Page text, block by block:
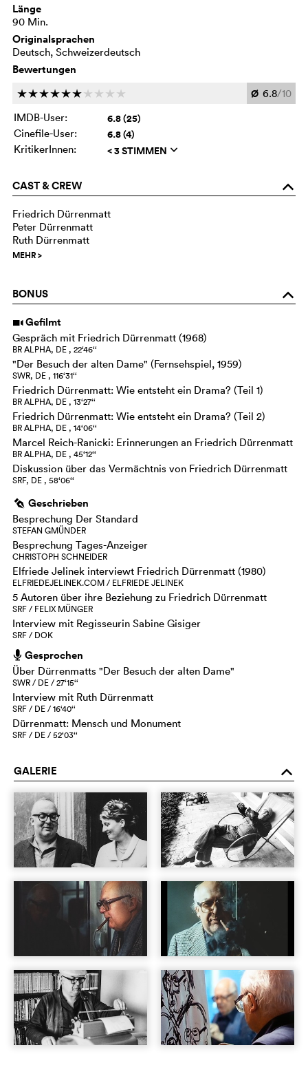
Länge
90 Min.
Originalsprachen
Deutsch, Schweizerdeutsch
Bewertungen
cccccc c c c c Ø 6.8/10
IMDB-User:
6.8 (25)
Cinefile-User: 6.8 (4)
KritikerInnen: < 3 STIMMEN q
CAST & CREW o
Friedrich Dürrenmatt
Peter Dürrenmatt
Ruth Dürrenmatt
MEHR>
BONUS o
i Gefilmt
Gespräch mit Friedrich Dürrenmatt (1968)
BR ALPHA, DE , 22‘46‘‘
"Der Besuch der alten Dame" (Fernsehspiel, 1959)
SWR, DE , 116‘31‘‘
Friedrich Dürrenmatt: Wie entsteht ein Drama? (Teil 1)
BR ALPHA, DE , 13‘27‘‘
Friedrich Dürrenmatt: Wie entsteht ein Drama? (Teil 2)
BR ALPHA, DE , 14‘06‘‘
Marcel Reich-Ranicki: Erinnerungen an Friedrich Dürrenmatt
BR ALPHA, DE , 45‘12‘‘
Diskussion über das Vermächtnis von Friedrich Dürrenmatt
SRF, DE , 58‘06‘‘
g Geschrieben
Besprechung Der Standard
STEFAN GMÜNDER
Besprechung Tages-Anzeiger
CHRISTOPH SCHNEIDER
Elfriede Jelinek interviewt Friedrich Dürrenmatt (1980)
ELFRIEDEJELINEK.COM / ELFRIEDE JELINEK
5 Autoren über ihre Beziehung zu Friedrich Dürrenmatt
SRF / FELIX MÜNGER
Interview mit Regisseurin Sabine Gisiger
SRF / DOK
h Gesprochen
Über Dürrenmatts "Der Besuch der alten Dame"
SWR / DE / 27‘15‘‘
Interview mit Ruth Dürrenmatt
SRF / DE / 16‘40‘‘
Dürrenmatt: Mensch und Monument
SRF / DE / 52‘03‘‘
GALERIE o